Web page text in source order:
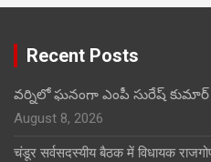
Recent Posts
వర్నిలో ఘనంగా ఎంపీ సురేష్ కుమార్
August 8, 2026
चंडूर सर्वसदस्यीय बैठक में विधायक